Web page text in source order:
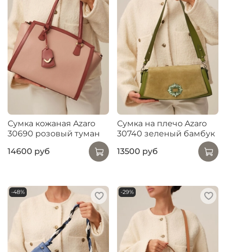
Сумка кожаная Azaro
30690 розовый туман
14600 руб
Сумка на плечо Azaro
30740 зеленый бамбук
13500 руб
-48% -29%